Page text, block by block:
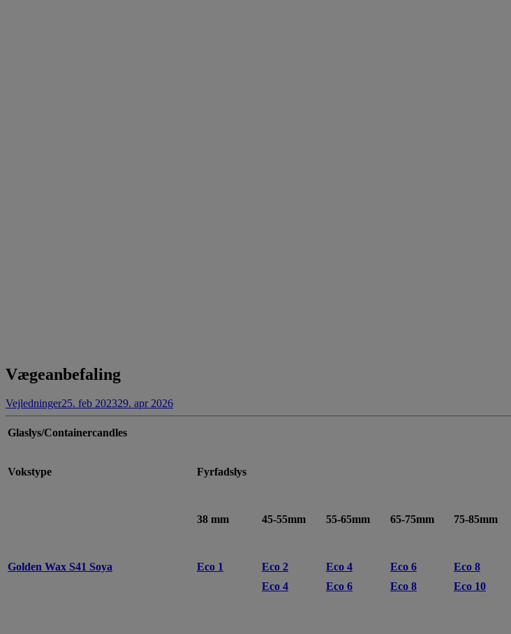
Vægeanbefaling
Vejledninger25. feb 202329. apr 2026
Glaslys/Containercandles
Vokstype Fyrfadslys
38 mm 45-55mm 55-65mm 65-75mm 75-85mm
Golden Wax S41 Soya Eco 1 Eco 2 Eco 4 Eco 6 Eco 8
Eco 4
Eco 6 Eco 8 Eco 10